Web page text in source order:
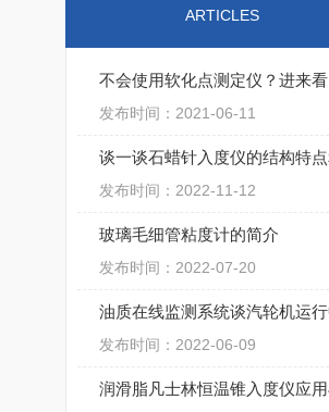
ARTICLES
不会使用软化点测定仪？进来看
发布时间：2021-06-11
发布时间：2022-11-12
玻璃毛细管粘度计的简介
发布时间：2022-07-20
发布时间：2022-06-09